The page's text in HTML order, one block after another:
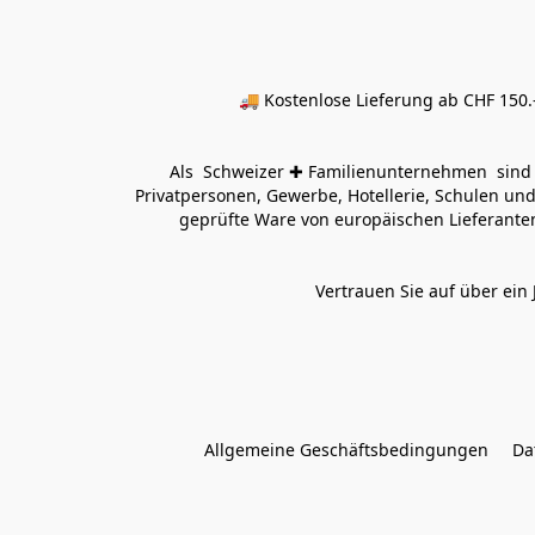
🚚 Kostenlose Lieferung ab CHF
Als  Schweizer ✚ Familienunternehmen
Privatpersonen, Gewerbe, Hotellerie, Schulen
geprüfte Ware von europäischen
Vertrauen Sie auf über
Allgemeine Geschäftsbedingungen